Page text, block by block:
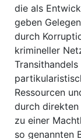
die als
geben
durch
krimineller
Ressourcen
durch
zu einer
so genannten